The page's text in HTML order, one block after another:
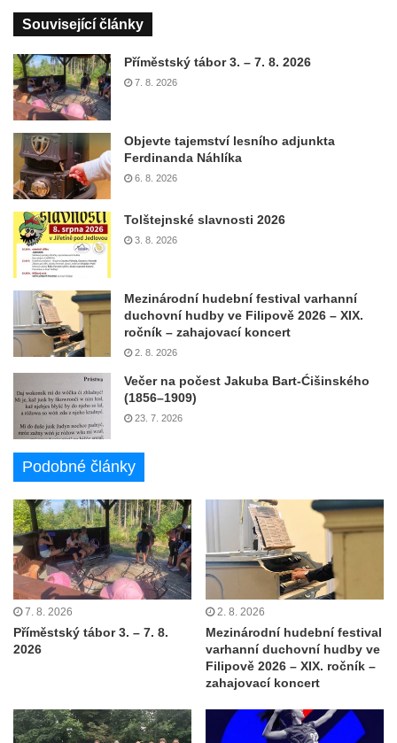
Související články
Příměstský tábor 3. – 7. 8. 2026
7. 8. 2026
Objevte tajemství lesního adjunkta
Ferdinanda Náhlíka
6. 8. 2026
Tolštejnské slavnosti 2026
3. 8. 2026
Mezinárodní hudební festival varhanní
duchovní hudby ve Filipově 2026 – XIX.
ročník – zahajovací koncert
2. 8. 2026
Večer na počest Jakuba Bart-Ćišinského
(1856–1909)
23. 7. 2026
Podobné články
7. 8. 2026
Příměstský tábor 3. – 7. 8.
2026
2. 8. 2026
Mezinárodní hudební festival
varhanní duchovní hudby ve
Filipově 2026 – XIX. ročník –
zahajovací koncert